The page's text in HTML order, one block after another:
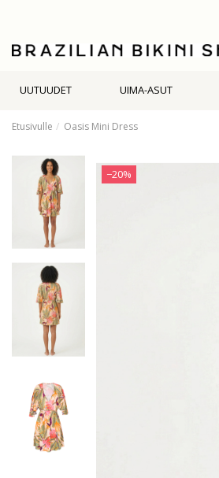
UUTUUDET UIMA-ASUT
Etusivulle Oasis Mini Dress
−20%